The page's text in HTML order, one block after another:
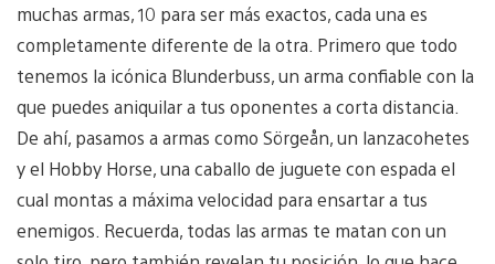
muchas armas, 10 para ser más exactos, cada una es
completamente diferente de la otra. Primero que todo
tenemos la icónica Blunderbuss, un arma confiable con la
que puedes aniquilar a tus oponentes a corta distancia.
De ahí, pasamos a armas como Sörgeån, un lanzacohetes
y el Hobby Horse, una caballo de juguete con espada el
cual montas a máxima velocidad para ensartar a tus
enemigos. Recuerda, todas las armas te matan con un